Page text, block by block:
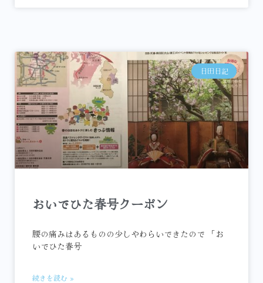
日田日記
おいでひた春号クーポン
腰の痛みはあるものの少しやわらいできたので 「お
いでひた春号
続きを読む »